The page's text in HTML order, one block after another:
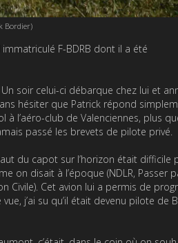
Bordier)
F-BDRB dont il a été
soir celui-ci débarque chez lui et
hésiter que Patrick répond
à l’aéro-club de Valenciennes, plus
passé les brevets de pilote privé.
du capot sur l’horizon était difficile
on disait à l’époque (NDLR, Passer
Civile). Cet avion lui a permis de
j’ai su qu’il était devenu pilote de